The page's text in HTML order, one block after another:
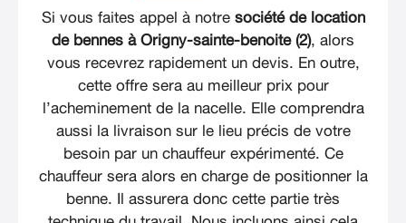
Si vous faites appel à notre société de location
de bennes à Origny-sainte-benoite (2), alors
vous recevrez rapidement un devis. En outre,
cette offre sera au meilleur prix pour
l’acheminement de la nacelle. Elle comprendra
aussi la livraison sur le lieu précis de votre
besoin par un chauffeur expérimenté. Ce
chauffeur sera alors en charge de positionner la
benne. Il assurera donc cette partie très